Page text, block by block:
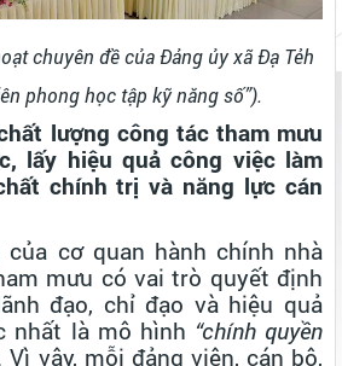
chuyên đề của Đảng ủy xã Đạ Tẻh
phong học tập kỹ năng số”).
lượng công tác tham mưu
lấy hiệu quả công việc làm
chính trị và năng lực cán
của cơ quan hành chính nhà
mưu có vai trò quyết định
đạo, chỉ đạo và hiệu quả
nhất là mô hình “chính quyền
Vì vậy, mỗi đảng viên, cán bộ,